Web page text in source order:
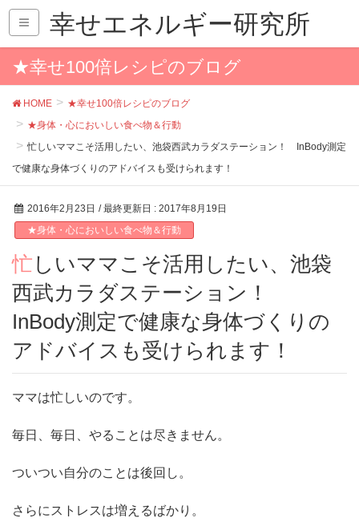
幸せエネルギー研究所
★幸せ100倍レシピのブログ
HOME
★幸せ100倍レシピのブログ
★身体・心においしい食べ物＆行動
忙しいママこそ活用したい、池袋西武カラダステーション！ InBody測定
で健康な身体づくりのアドバイスも受けられます！
2016年2月23日 / 最終更新日 : 2017年8月19日
★身体・心においしい食べ物＆行動
忙しいママこそ活用したい、池袋
西武カラダステーション！
InBody測定で健康な身体づくりの
アドバイスも受けられます！
ママは忙しいのです。
毎日、毎日、やることは尽きません。
ついつい自分のことは後回し。
さらにストレスは増えるばかり。